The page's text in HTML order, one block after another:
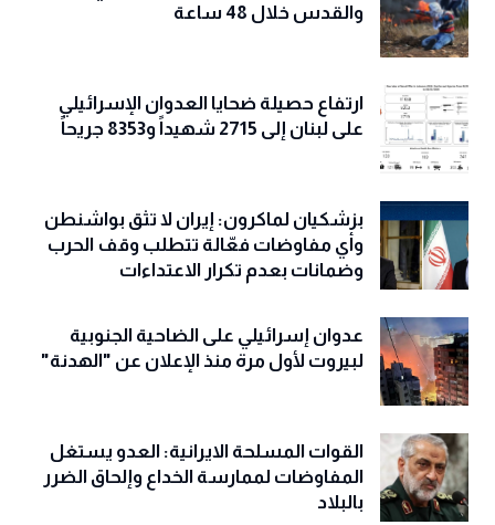
والقدس خلال 48 ساعة
ارتفاع حصيلة ضحايا العدوان الإسرائيلي
على لبنان إلى 2715 شهيداً و8353 جريحاً
بزشكيان لماكرون: إيران لا تثق بواشنطن
وأي مفاوضات فعّالة تتطلب وقف الحرب
وضمانات بعدم تكرار الاعتداءات
عدوان إسرائيلي على الضاحية الجنوبية
لبيروت لأول مرة منذ الإعلان عن "الهدنة"
القوات المسلحة الايرانية: العدو يستغل
المفاوضات لممارسة الخداع وإلحاق الضرر
بالبلاد